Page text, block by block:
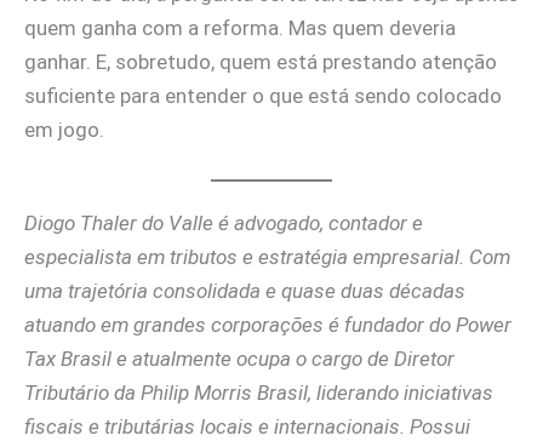
quem ganha com a reforma. Mas quem deveria
ganhar. E, sobretudo, quem está prestando atenção
suficiente para entender o que está sendo colocado
em jogo.
Diogo Thaler do Valle é advogado, contador e
especialista em tributos e estratégia empresarial. Com
uma trajetória consolidada e quase duas décadas
atuando em grandes corporações é fundador do Power
Tax Brasil e atualmente ocupa o cargo de Diretor
Tributário da Philip Morris Brasil, liderando iniciativas
fiscais e tributárias locais e internacionais. Possui